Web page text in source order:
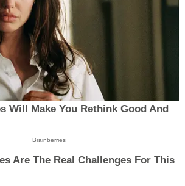
Will Make You Rethink Good And
Brainberries
Are The Real Challenges For This